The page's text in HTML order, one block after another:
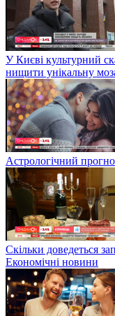
У Києві культурний
нищити унікальну
Астрологічний
Скільки доведеться
Економічні новини